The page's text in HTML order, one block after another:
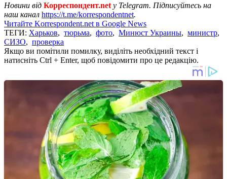
Новини від Корреспондент.net у Telegram. Підписуйтесь на
наш канал https://t.me/korrespondentnet.
Читайте Korrespondent.net в Google News
ТЕГИ: Харьков, тюрьма, фото, Минюст Украины, министр,
СИЗО, проверка
Якщо ви помітили помилку, виділіть необхідний текст і
натисніть Ctrl + Enter, щоб повідомити про це редакцію.